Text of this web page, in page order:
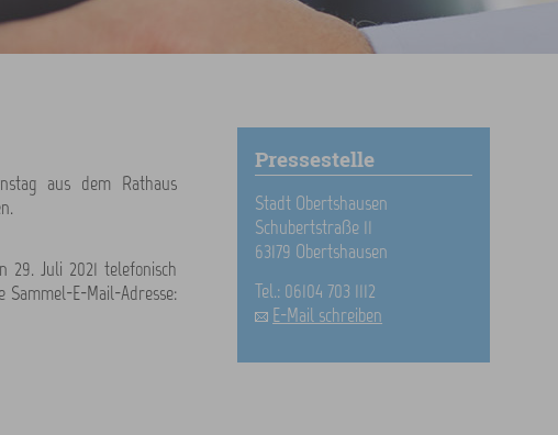
aus dem Rathaus
29. Juli 2021 telefonisch
E-Mail-Adresse:
Pressestelle
Stadt Obertshausen
Schubertstraße 11
63179 Obertshausen
Tel.: 06104 703 1112
E-Mail schreiben